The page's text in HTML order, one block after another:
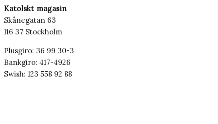
Katolskt magasin
Skånegatan 63
116 37 Stockholm
Plusgiro: 36 99 30-3
Bankgiro: 417-4926
Swish: 123 558 92 88